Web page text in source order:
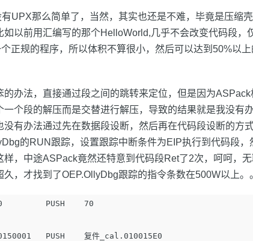
UPX那么简单了，当然，其实也还是不难，毕竟是压缩
以前用汇编写的那个HelloWorld,几乎不会改变代码段，
正规的程序，所以体积不算很小，然后可以达到50%以
的办法，直接通过段之间的跳转来定位，但是因为ASPack
一个段的解压而是交替进行解压，导致的结果就是我没有
没有办法通过先在数据段设断，然后再在代码段设断的方
的RUN跟踪，设置跟踪中断条件为EIP执行到代码段，
样，中途ASPack竟然还特意到代码段Ret了2次，呵呵，
，才找到了OEP.OllyDbg跟踪的指令条数在500W以上。
PUSH    70
PUSH    复件_cal.010015E0